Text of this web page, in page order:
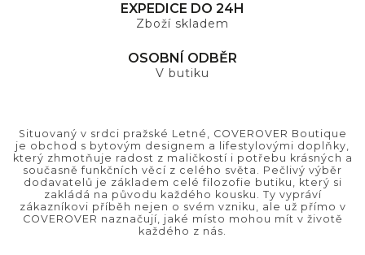
EXPEDICE DO 24H
Zboží skladem
OSOBNÍ ODBĚR
V butiku
Situovaný v srdci pražské Letné, COVEROVER Boutique
je obchod s bytovým designem a lifestylovými doplňky,
který zhmotňuje radost z maličkostí i potřebu krásných a
současně funkčních věcí z celého světa. Pečlivý výběr
dodavatelů je základem celé filozofie butiku, který si
zakládá na původu každého kousku. Ty vypráví
zákazníkovi příběh nejen o svém vzniku, ale už přímo v
COVEROVER naznačují, jaké místo mohou mít v životě
každého z nás.